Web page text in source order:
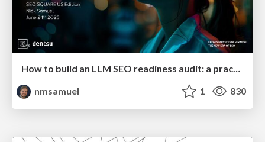
How to build an LLM SEO readiness audit: a practical framework
nmsamuel
1 830